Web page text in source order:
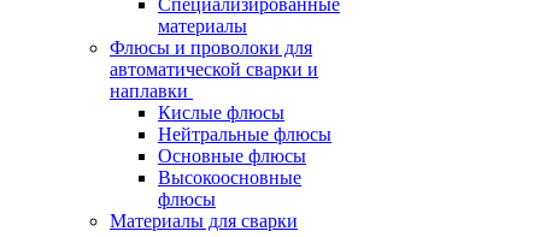
Специализированные
материалы
Флюсы и проволоки для
автоматической сварки и
наплавки
Кислые флюсы
Нейтральные флюсы
Основные флюсы
Высокоосновные
флюсы
Материалы для сварки